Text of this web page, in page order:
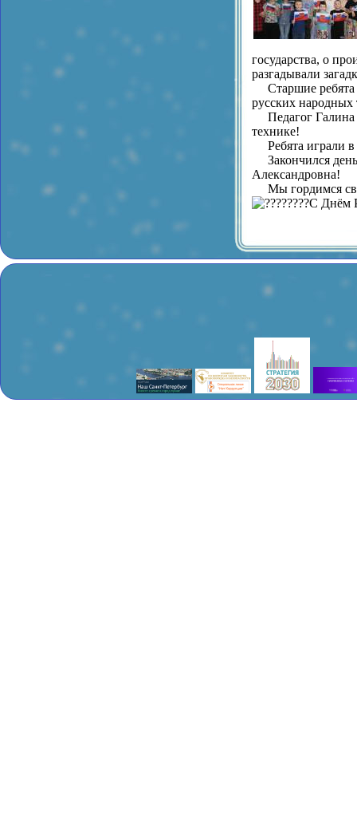
государства, о
разгадывали
Старшие ребята
русских народных
Педагог Галина
технике!
Ребята играли в
Закончился
Александровна!
Мы гордимся
С Днём